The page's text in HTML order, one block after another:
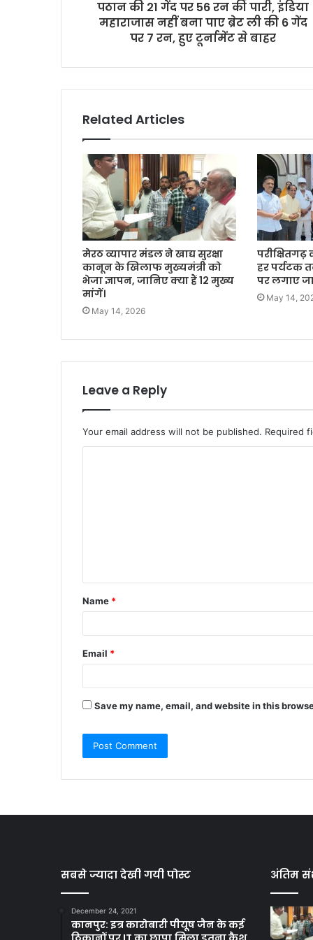
पठान की 21 गेंद पर 56 रन की पारी, इंडिया
महाराजास नहीं बना पाए ब्रेट ली की 6 गेंद
पर 7 रन, हुए टूर्नामेंट से बाहर
Related Articles
मेरठ व्यापार मंडल ने खाद्य सुरक्षा
कानून के खिलाफ मुख्यमंत्री को
भेजा ज्ञापन, जानिए क्या हैं 12 मुख्य
मांगें।
May 14, 2026
हर पर्यटक
पर लगाए
May 14,
Leave a Reply
Your email address will not be published. Required
t
*
Name *
Email *
Save my name, email, and website in this
सबसे ज्यादा देखी गयी पोस्ट
December 24, 2021
कानपुर: इत्र कारोबारी पीयूष जैन के कई
अंतिम